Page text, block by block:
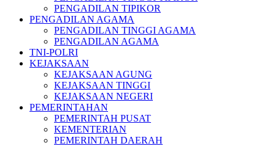
PENGADILAN TIPIKOR
PENGADILAN AGAMA
PENGADILAN TINGGI AGAMA
PENGADILAN AGAMA
TNI-POLRI
KEJAKSAAN
KEJAKSAAN AGUNG
KEJAKSAAN TINGGI
KEJAKSAAN NEGERI
PEMERINTAHAN
PEMERINTAH PUSAT
KEMENTERIAN
PEMERINTAH DAERAH